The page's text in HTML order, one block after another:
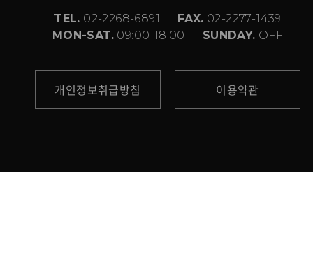
TEL. 02-2268-6891 FAX. 02-2277-1439
MON-SAT.09:00-18:00 SUNDAY. OFF
개인정보취급방침 이용약관